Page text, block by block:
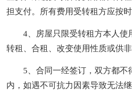
担支付。所有费用受转租方应按时
4、房屋只限受转租方本人使
转租、合租、改变使用性质或供非
5、合同一经签订，双方都不
内，如遇不可抗力因素导致无法